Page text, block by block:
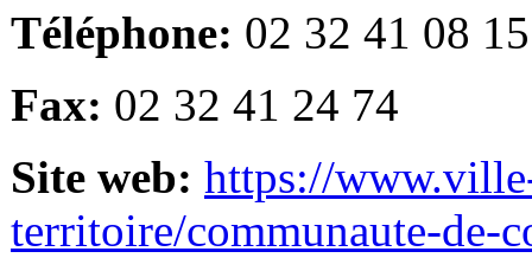
Téléphone: 02 32 41 08 15
Fax: 02 32 41 24 74
Site web: https://
territoire/communaute-de-